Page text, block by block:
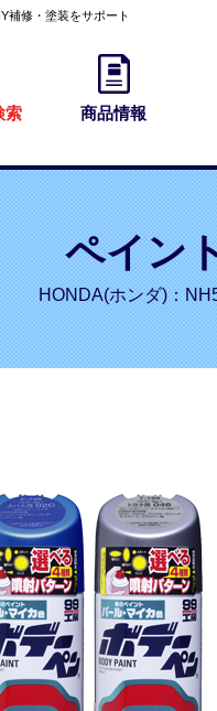
補修・塗装をサポート
索 商品情報
ペイン
HONDA(ホンダ)：